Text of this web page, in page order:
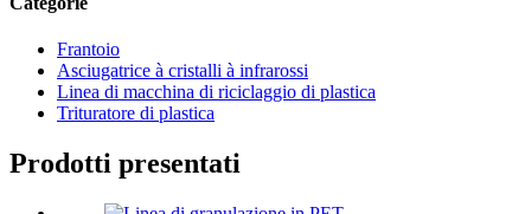
Frantoio
Asciugatrice à cristalli à infrarossi
Linea di macchina di riciclaggio di plastica
Trituratore di plastica
Prodotti presentati